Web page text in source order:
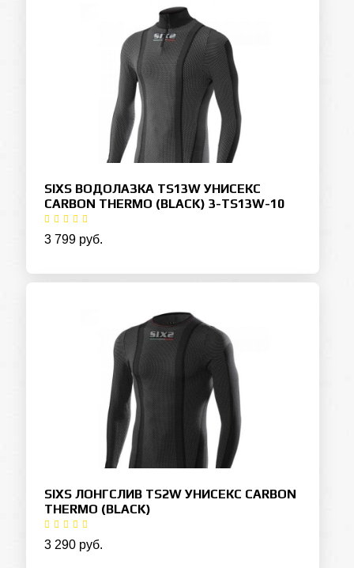
SIXS ВОДОЛАЗКА TS13W УНИСЕКС
CARBON THERMO (BLACK) 3-TS13W-10
3 799 руб.
SIXS ЛОНГСЛИВ TS2W УНИСЕКС CARBON
THERMO (BLACK)
3 290 руб.